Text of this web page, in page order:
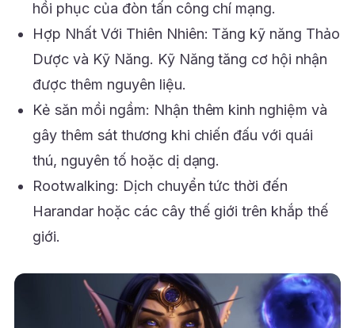
hồi phục của đòn tấn công chí mạng.
Hợp Nhất Với Thiên Nhiên: Tăng kỹ năng Thảo
Dược và Kỹ Năng. Kỹ Năng tăng cơ hội nhận
được thêm nguyên liệu.
Kẻ săn mồi ngầm: Nhận thêm kinh nghiệm và
gây thêm sát thương khi chiến đấu với quái
thú, nguyên tố hoặc dị dạng.
Rootwalking: Dịch chuyển tức thời đến
Harandar hoặc các cây thế giới trên khắp thế
giới.